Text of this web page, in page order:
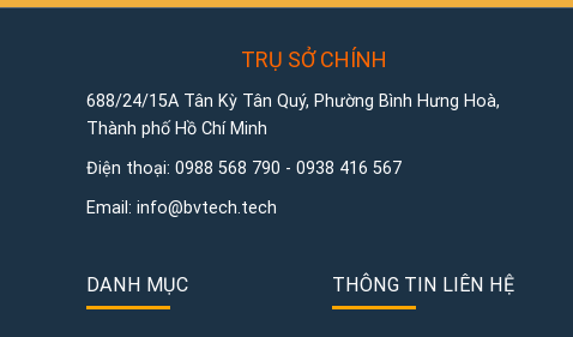
TRỤ SỞ CHÍNH
688/24/15A Tân Kỳ Tân Quý, Phường Bình Hưng Hoà,
Thành phố Hồ Chí Minh
Điện thoại: 0988 568 790 - 0938 416 567
Email: info@bvtech.tech
DANH MỤC THÔNG TIN LIÊN HỆ